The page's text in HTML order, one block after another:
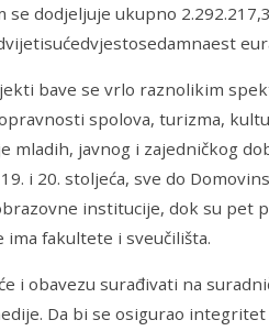
dodjeljuje ukupno
bave se vrlo raznolikim
spolova, turizma,
mladih, javnog i zajedničkog
i 20. stoljeća, sve do
institucije, dok su pet
fakultete i sveučilišta.
i obavezu surađivati na
Da bi se osigurao